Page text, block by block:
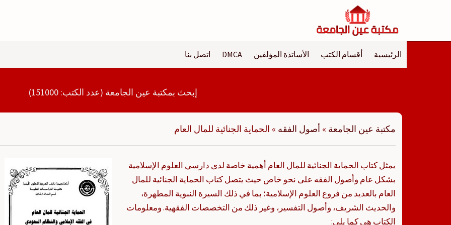
الرئيسية أقسام الكتب الأساتذة المؤلفين DMCA اتصل بنا
إبحث بمكتبة عين الجامعة (عدد الكتب: 151000)
مكتبة عين الجامعة » أصول الفقه » الحماية الجنائية للمال العام
يمثل كتاب الحماية الجنائية للمال العام أهمية خاصة لدى دارسي العلوم الإسلامية
بشكل عام وأصول الفقه على نحو خاص حيث يتصل كتاب الحماية الجنائية للمال
العام بالعديد من فروع العلوم الإسلامية؛ بما في ذلك السيرة النبوية المطهرة،
والحديث الشريف، وأصول التفسير، وغير ذلك من التخصصات الفقهية. ومعلومات
الكتاب هي كما يلي: